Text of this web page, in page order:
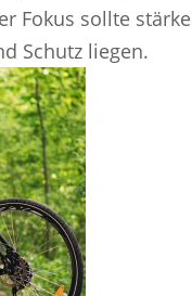
Fokus sollte
Schutz liegen.